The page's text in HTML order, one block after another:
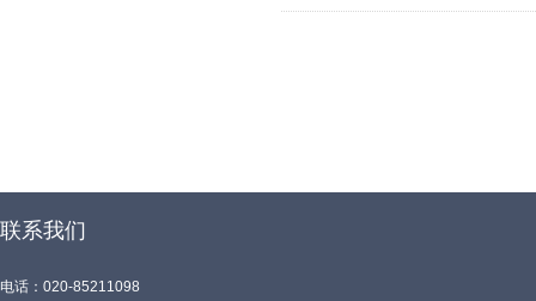
联系我们
电话：020-85211098